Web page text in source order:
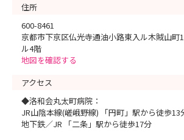
住所
600-8461
京都市下京区仏光寺通油小路東入ル木賊山
ル4階
地図を確認する
アクセス
◆洛和会丸太町病院：
JR山陰本線(嵯峨野線) 「円町」駅から徒歩13
地下鉄／JR 「二条」駅から徒歩17分